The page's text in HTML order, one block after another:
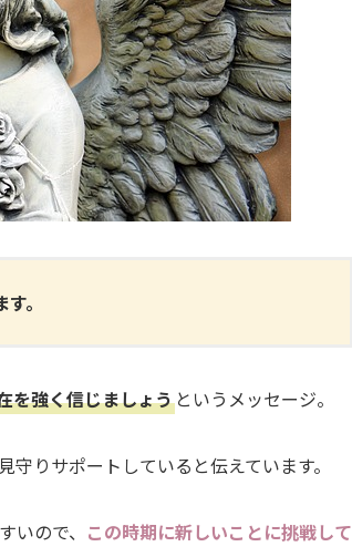
。
を強く信じましょう というメッセージ。
りサポートしていると伝えています。
いので、 この時期に新しいことに挑戦して